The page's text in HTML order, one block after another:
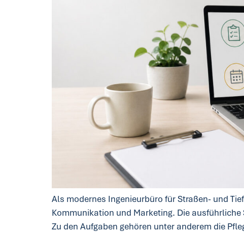
Als modernes Ingenieurbüro für Straßen- und
Kommunikation und Marketing. Die
Zu den Aufgaben gehören unter anderem die